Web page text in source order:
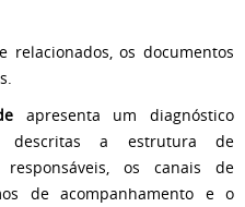
relacionados, os documentos
apresenta um diagnóstico
descritas a estrutura de
responsáveis, os canais de
de acompanhamento e o